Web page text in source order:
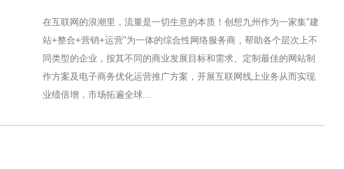
在互联网的浪潮里，流量是一切生意的本质！创想九州作为一家集"建
站+整合+营销+运营"为一体的综合性网络服务商，帮助各个层次上不
同类型的企业，按其不同的商业发展目标和需求、定制最佳的网站制
作方案及电子商务优化运营推广方案，开展互联网线上业务从而实现
业绩倍增，市场拓遍全球...